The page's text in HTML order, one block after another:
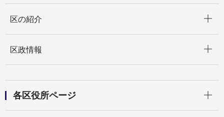
区の紹介
区政情報
各区役所ページ